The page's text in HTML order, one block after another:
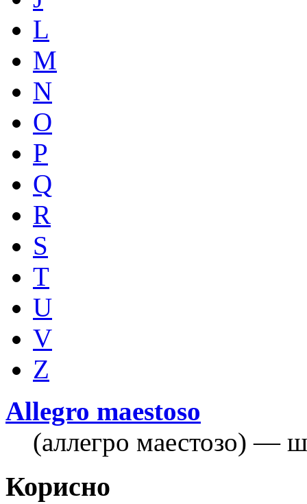
L
M
N
O
P
Q
R
S
T
U
V
Z
Allegro maestoso
(аллегро маестозо) —
Корисно